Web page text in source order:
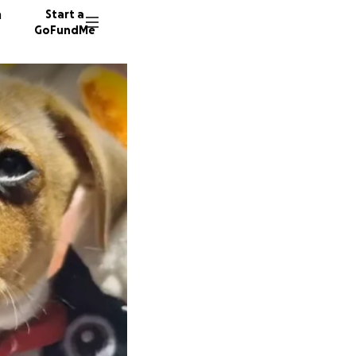
Start a
GoFundMe